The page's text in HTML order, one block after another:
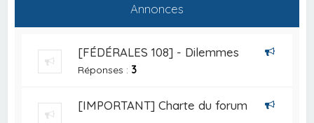
Annonces
[FÉDÉRALES 108] - Dilemmes
Réponses : 3
[IMPORTANT] Charte du forum